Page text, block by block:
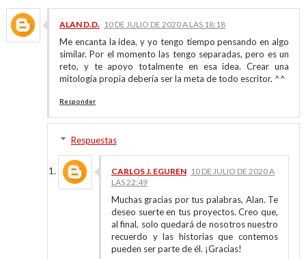
ALAN D.D. 10 DE JULIO DE 2020 A LAS 18:18
Me encanta la idea, y yo tengo tiempo pensando en algo
similar. Por el momento las tengo separadas, pero es un
reto, y te apoyo totalmente en esa idea. Crear una
mitología propia debería ser la meta de todo escritor. ^^
Responder
Respuestas
CARLOS J. EGUREN 10 DE JULIO DE 2020 A
LAS 22:49
Muchas gracias por tus palabras, Alan. Te
deseo suerte en tus proyectos. Creo que,
al final, solo quedará de nosotros nuestro
recuerdo y las historias que contemos
pueden ser parte de él. ¡Gracias!